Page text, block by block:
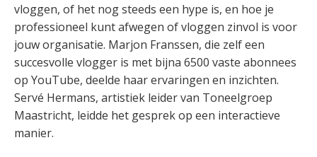
vloggen, of het nog steeds een hype is, en hoe je
professioneel kunt afwegen of vloggen zinvol is voor
jouw organisatie. Marjon Franssen, die zelf een
succesvolle vlogger is met bijna 6500 vaste abonnees
op YouTube, deelde haar ervaringen en inzichten.
Servé Hermans, artistiek leider van Toneelgroep
Maastricht, leidde het gesprek op een interactieve
manier.